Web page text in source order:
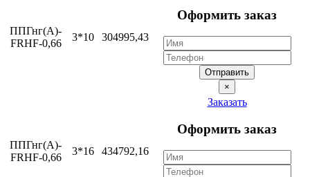
ППГнг(А)-
FRHF-0,66
3*10 304995,43
Оформить заказ
Отправить
×
ППГнг(А)-
FRHF-0,66
3*16 434792,16
Заказать
Оформить заказ